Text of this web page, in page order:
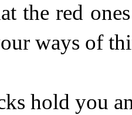
the red
ways of
hold you